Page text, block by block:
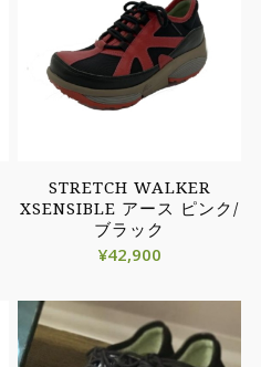
STRETCH WALKER
XSENSIBLE アース ピンク/
ブラック
¥42,900